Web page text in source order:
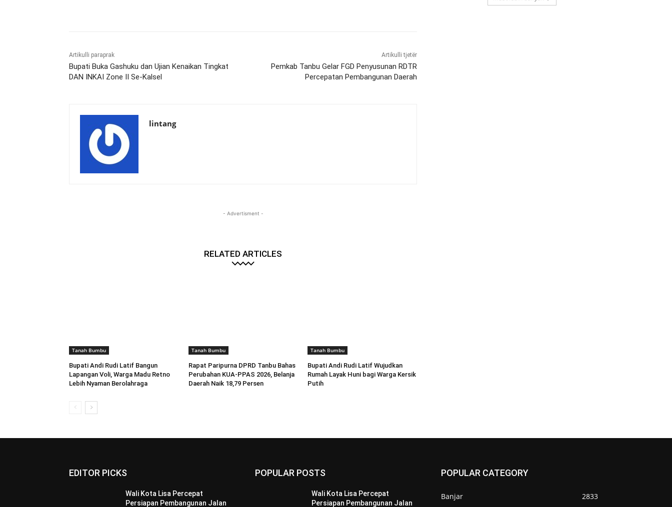
Artikulli paraprak
Bupati Buka Gashuku dan Ujian Kenaikan Tingkat
DAN INKAI Zone II Se-Kalsel
Artikulli tjetër
Pemkab Tanbu Gelar FGD Penyusunan RDTR
Percepatan Pembangunan Daerah
lintang
- Advertisment -
RELATED ARTICLES
Tanah Bumbu
Bupati Andi Rudi Latif Bangun
Lapangan Voli, Warga Madu Retno
Lebih Nyaman Berolahraga
Tanah Bumbu
Rapat Paripurna DPRD Tanbu Bahas
Perubahan KUA-PPAS 2026, Belanja
Daerah Naik 18,79 Persen
Tanah Bumbu
Bupati Andi Rudi Latif Wujudkan
Rumah Layak Huni bagi Warga Kersik
Putih
EDITOR PICKS
Wali Kota Lisa Percepat
Persiapan Pembangunan Jalan
POPULAR POSTS
Wali Kota Lisa Percepat
Persiapan Pembangunan Jalan
POPULAR CATEGORY
Banjar
2833